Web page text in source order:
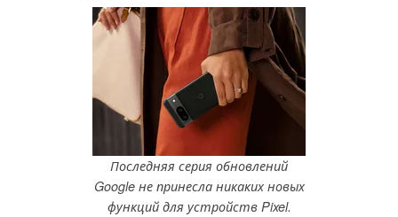
Последняя серия обновлений
Google не принесла никаких новых
функций для устройств Pixel.